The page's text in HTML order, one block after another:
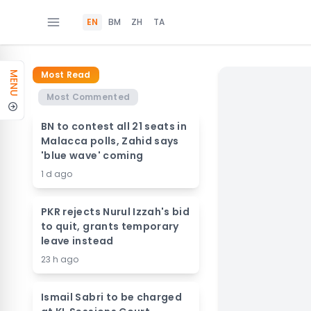
EN BM ZH TA
MENU
Most Read
Most Commented
BN to contest all 21 seats in
Malacca polls, Zahid says
'blue wave' coming
1 d ago
PKR rejects Nurul Izzah's bid
to quit, grants temporary
leave instead
23 h ago
Ismail Sabri to be charged